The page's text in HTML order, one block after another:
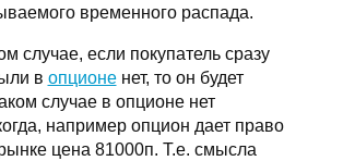
временного распада.
случае, если покупатель сразу
в опционенет, то он будет
случае в опционе нет
например опцион дает право
цена 81000п. Т.е. смысла